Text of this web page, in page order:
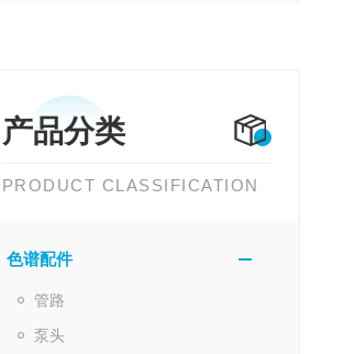
产品分类
PRODUCT CLASSIFICATION
色谱配件
管路
泵头